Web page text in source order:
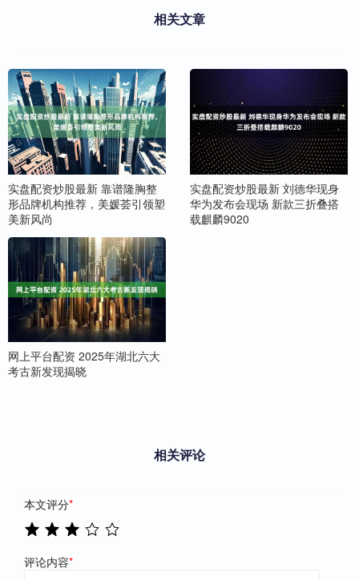
相关文章
实盘配资炒股最新 靠谱隆胸整
形品牌机构推荐，美媛荟引领塑
美新风尚
实盘配资炒股最新 刘德华现身
华为发布会现场 新款三折叠搭
载麒麟9020
网上平台配资 2025年湖北六大
考古新发现揭晓
相关评论
本文评分*
评论内容*